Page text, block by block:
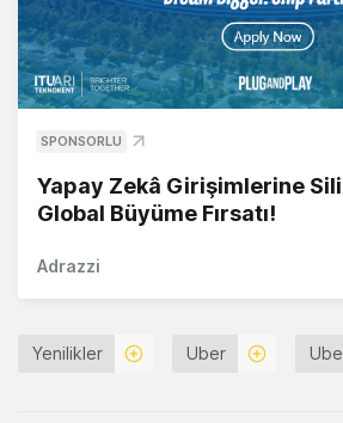
SPONSORLU
Yapay Zekâ Girişimlerine
Global Büyüme Fırsatı!
Adrazzi
Yenilikler Uber